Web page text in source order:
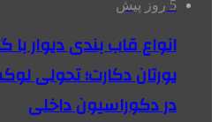
5 روز پیش
انواع قاب بندی دیوار
یورتان دکارت؛ تحولی
در دکوراسیون داخلی